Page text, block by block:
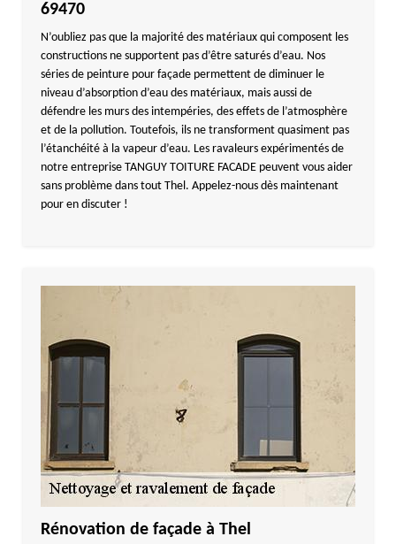
69470
N’oubliez pas que la majorité des matériaux qui composent les
constructions ne supportent pas d’être saturés d’eau. Nos
séries de peinture pour façade permettent de diminuer le
niveau d’absorption d’eau des matériaux, mais aussi de
défendre les murs des intempéries, des effets de l’atmosphère
et de la pollution. Toutefois, ils ne transforment quasiment pas
l’étanchéité à la vapeur d’eau. Les ravaleurs expérimentés de
notre entreprise TANGUY TOITURE FACADE peuvent vous aider
sans problème dans tout Thel. Appelez-nous dès maintenant
pour en discuter !
Rénovation de façade à Thel